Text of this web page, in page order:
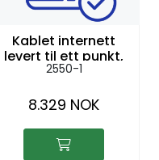
Kablet internett
levert til ett punkt,
1gbit/s
2550-1
8.329 NOK